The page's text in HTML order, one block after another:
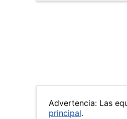
Advertencia: Las
principal.